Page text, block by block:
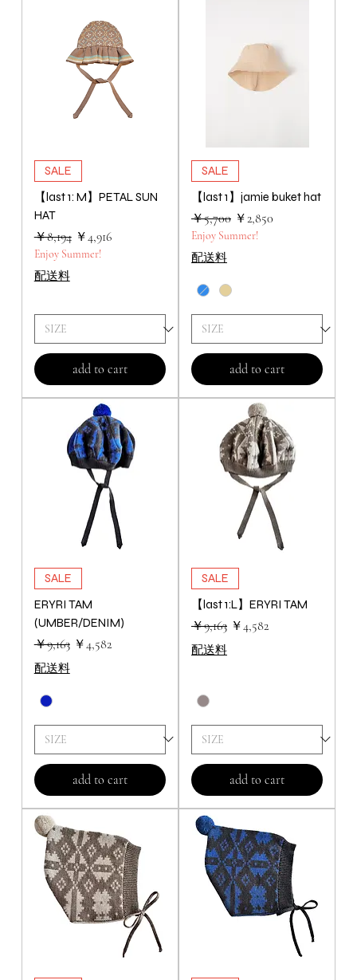
SALE
【last 1: M】PETAL SUN
HAT
通常価格
￥8,194 セール価格
￥4,916
Enjoy Summer!
配送料
add to cart
SALE
【last 1】jamie buket hat
通常価格
￥5,700 セール価格
￥2,850
Enjoy Summer!
配送料
add to cart
SALE
ERYRI TAM
(UMBER/DENIM)
通常価格
￥9,163 セール価格
￥4,582
配送料
add to cart
SALE
【last 1:L】ERYRI TAM
通常価格
￥9,163 セール価格
￥4,582
配送料
add to cart